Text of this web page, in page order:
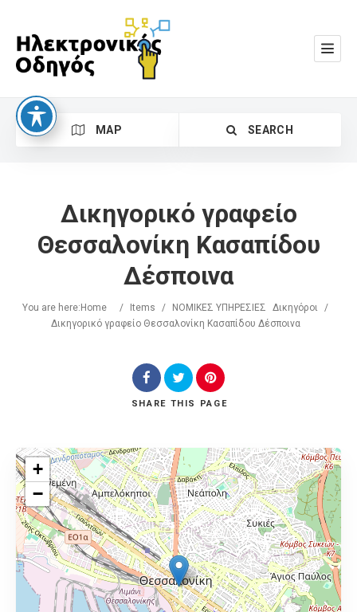
MAP SEARCH
Search
Δικηγορικό γραφείο
Θεσσαλονίκη Κασαπίδου
Δέσποινα
You are here: Home / Items / ΝΟΜΙΚΕΣ ΥΠΗΡΕΣΙΕΣ Δικηγόροι
/
Δικηγορικό γραφείο Θεσσαλονίκη Κασαπίδου Δέσποινα
SHARE THIS PAGE
+
−